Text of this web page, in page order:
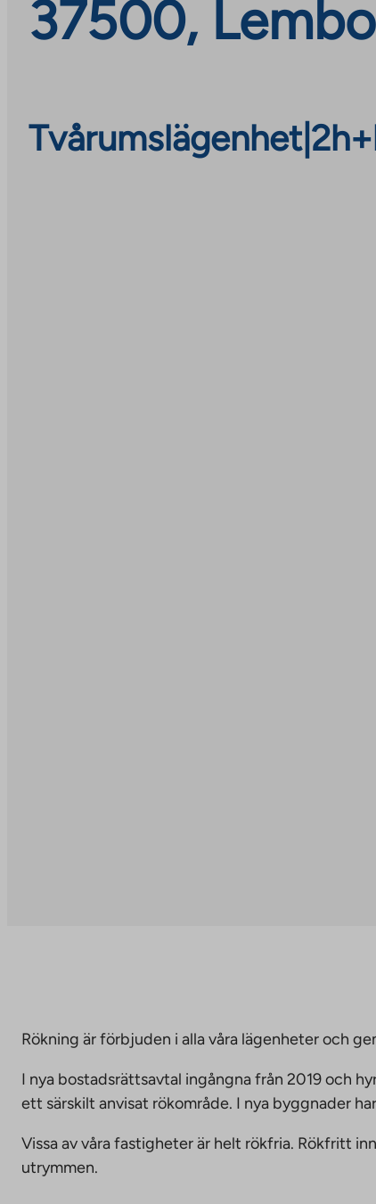
37500,
Tvårumslägenhet|
Rökning är förbjuden i alla våra lägenheter och
I nya bostadsrättsavtal ingångna från 2019 och
ett särskilt anvisat rökområde. I nya byggnader
Vissa av våra fastigheter är helt rökfria. Rökfritt
utrymmen.